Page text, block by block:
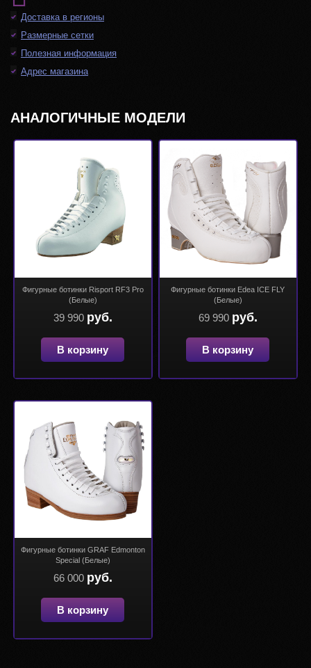
Доставка в регионы
Размерные сетки
Полезная информация
Адрес магазина
АНАЛОГИЧНЫЕ МОДЕЛИ
Фигурные ботинки Risport RF3 Pro
(Белые)
39 990 руб.
В корзину
Фигурные ботинки Edea ICE FLY
(Белые)
69 990 руб.
В корзину
Фигурные ботинки GRAF Edmonton
Special (Белые)
66 000 руб.
В корзину